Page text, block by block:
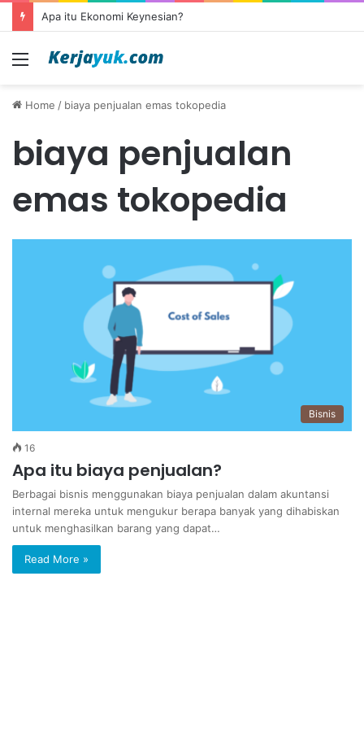
Apa itu Ekonomi Keynesian?
Menu
Home / biaya penjualan emas tokopedia
biaya penjualan
emas tokopedia
Bisnis
16
Apa itu biaya penjualan?
Berbagai bisnis menggunakan biaya penjualan dalam akuntansi
internal mereka untuk mengukur berapa banyak yang dihabiskan
untuk menghasilkan barang yang dapat…
Read More »